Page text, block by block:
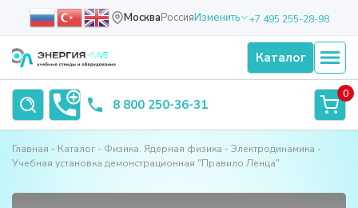
МоскваРоссияИзменить +7 495 255-28-98
Каталог
8 800 250-36-31
0
Главная Каталог Физика. Ядерная физика
Электродинамика
Учебная установка демонстрационная "Правило Ленца"